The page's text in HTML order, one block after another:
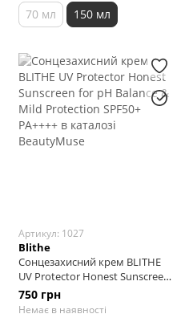
70 мл 150 мл
Артикул: 1027
Blithe
Сонцезахисний крем BLITHE
UV Protector Honest Sunscreen
for pH Balance & Mild
Protection SPF50+ PA++++, 50
750 грн
Немає в наявності